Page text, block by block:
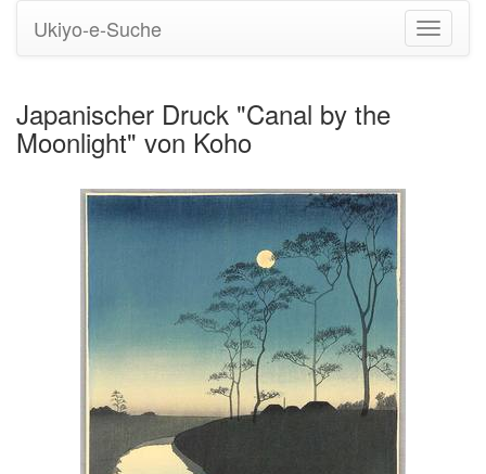
Ukiyo-e-Suche
Japanischer Druck "Canal by the
Moonlight" von Koho